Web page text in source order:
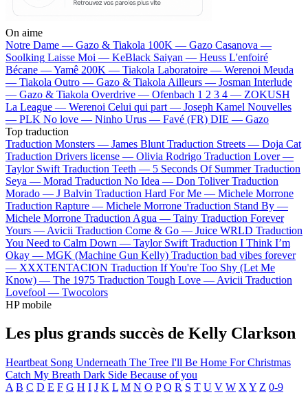
On aime
Notre Dame — Gazo & Tiakola 100K — Gazo Casanova —
Soolking Laisse Moi — KeBlack Saiyan — Heuss L'enfoiré
Bécane —Yamê 200K — Tiakola Laboratoire — Werenoi Meuda
— Tiakola Outro — Gazo & Tiakola Ailleurs — Josman Interlude
— Gazo & Tiakola Overdrive — Ofenbach 1 2 3 4 — ZOKUSH
La League — Werenoi Celui qui part — Joseph Kamel Nouvelles
— PLK No love — Ninho Urus — Favé (FR) DIE — Gazo
Top traduction
Traduction Monsters — James Blunt Traduction Streets — Doja Cat
Traduction Drivers license — Olivia Rodrigo Traduction Lover —
Taylor Swift Traduction Teeth — 5 Seconds Of Summer Traduction
Seya — Morad Traduction No Idea — Don Toliver Traduction
Morado — J Balvin Traduction Hard For Me — Michele Morrone
Traduction Rapture — Michele Morrone Traduction Stand By —
Michele Morrone Traduction Agua — Tainy Traduction Forever
Yours — Avicii Traduction Come & Go — Juice WRLD Traduction
You Need to Calm Down — Taylor Swift Traduction I Think I’m
Okay — MGK (Machine Gun Kelly) Traduction bad vibes forever
— XXXTENTACION Traduction If You're Too Shy (Let Me
Know) — The 1975 Traduction Tough Love — Avicii Traduction
Lovefool — Twocolors
HP mobile
Les plus grands succès de Kelly Clarkson
Heartbeat Song Underneath The Tree I'll Be Home For Christmas
Catch My Breath Dark Side Because of you
A B C D E F G H I J K L M N O P Q R S T U V W X Y Z 0-9